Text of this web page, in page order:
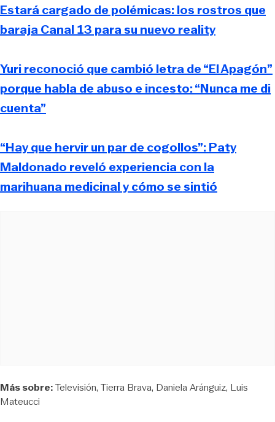
Estará cargado de polémicas: los rostros que
baraja Canal 13 para su nuevo reality
Yuri reconoció que cambió letra de “El Apagón”
porque habla de abuso e incesto: “Nunca me di
cuenta”
“Hay que hervir un par de cogollos”: Paty
Maldonado reveló experiencia con la
marihuana medicinal y cómo se sintió
Más sobre:Televisión Tierra Brava Daniela Aránguiz Luis
Mateucci